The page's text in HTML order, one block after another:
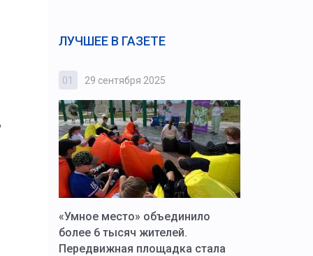
ЛУЧШЕЕ В ГАЗЕТЕ
01 29 сентября 2025
«Умное место» объединило
более 6 тысяч жителей.
Передвижная площадка стала